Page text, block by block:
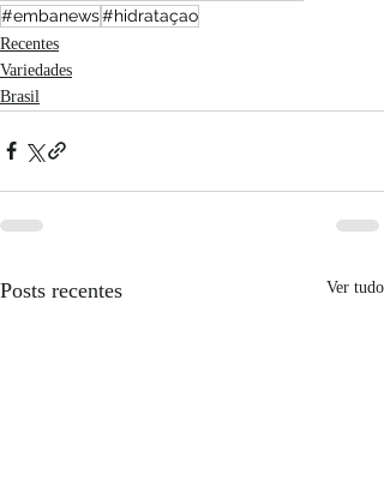
#embanews#hidrataçao
Recentes
Variedades
Brasil
Posts recentes Ver tudo